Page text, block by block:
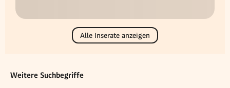
Alle Inserate anzeigen
Weitere Suchbegriffe